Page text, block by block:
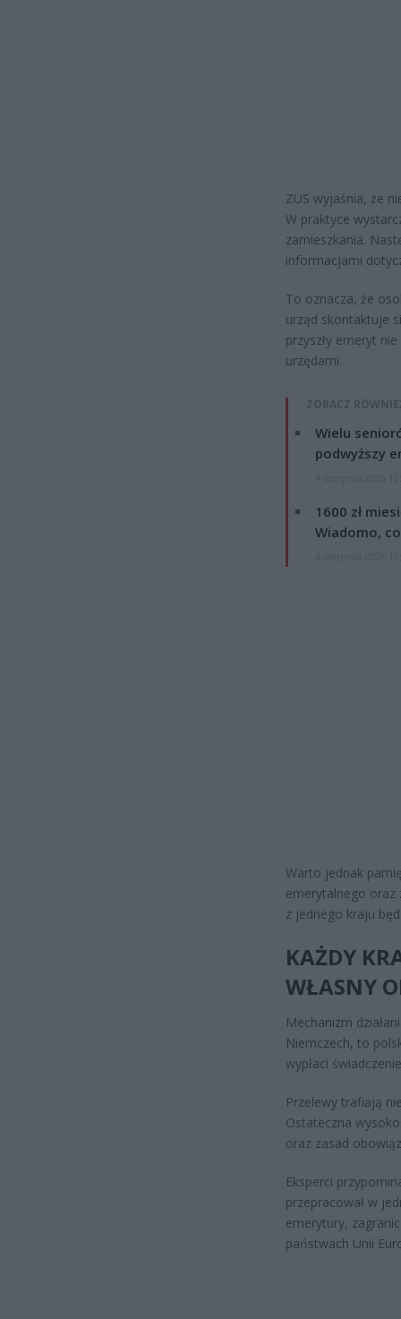
ZUS wyjaśnia, że
W praktyce
zamieszkania.
informacjami
To oznacza, że
urząd skontaktuje
przyszły emeryt
urzędami.
ZOBACZ
Wielu
podwyższy
1600 zł
Wiadomo,
Warto jednak
emerytalnego oraz
z jednego kraju
KAŻDY
WŁASNY
Mechanizm
Niemczech, to
wypłaci
Przelewy trafiają
Ostateczna
oraz zasad
Eksperci
przepracował w
emerytury,
państwach Unii